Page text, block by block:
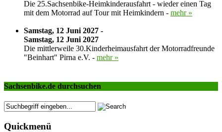
Die 25.Sachsenbike-Heimkinderausfahrt - wieder einen Tag
mit dem Motorrad auf Tour mit Heimkindern - mehr »
Samstag, 12 Juni 2027 -
Samstag, 12 Juni 2027
Die mittlerweile 30.Kinderheimausfahrt der Motorradfreunde
"Beinhart" Pirna e.V. - mehr »
Sachsenbike.de durchsuchen
Quickmenü